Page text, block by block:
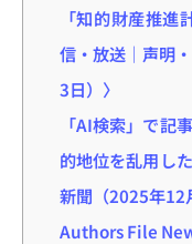
「知的財産推
信・放送｜声明
3日）〉
「AI検索」で記
的地位を乱用し
新聞（2025年12
Authors File